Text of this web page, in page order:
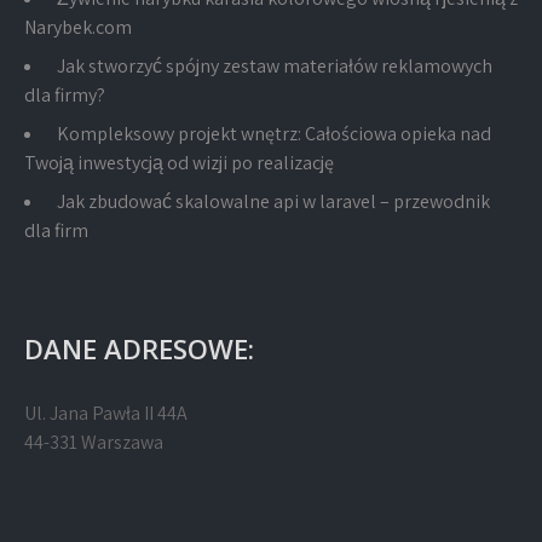
Narybek.com
Jak stworzyć spójny zestaw materiałów reklamowych
dla firmy?
Kompleksowy projekt wnętrz: Całościowa opieka nad
Twoją inwestycją od wizji po realizację
Jak zbudować skalowalne api w laravel – przewodnik
dla firm
DANE ADRESOWE:
Ul. Jana Pawła II 44A
44-331 Warszawa